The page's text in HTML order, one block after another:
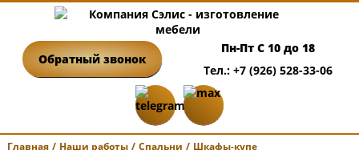
Обратный звонок
Пн-Пт С 10 до 18
Тел.: +7 (926) 528-33-06
Главная Наши работы Спальни
Шкафы-купе